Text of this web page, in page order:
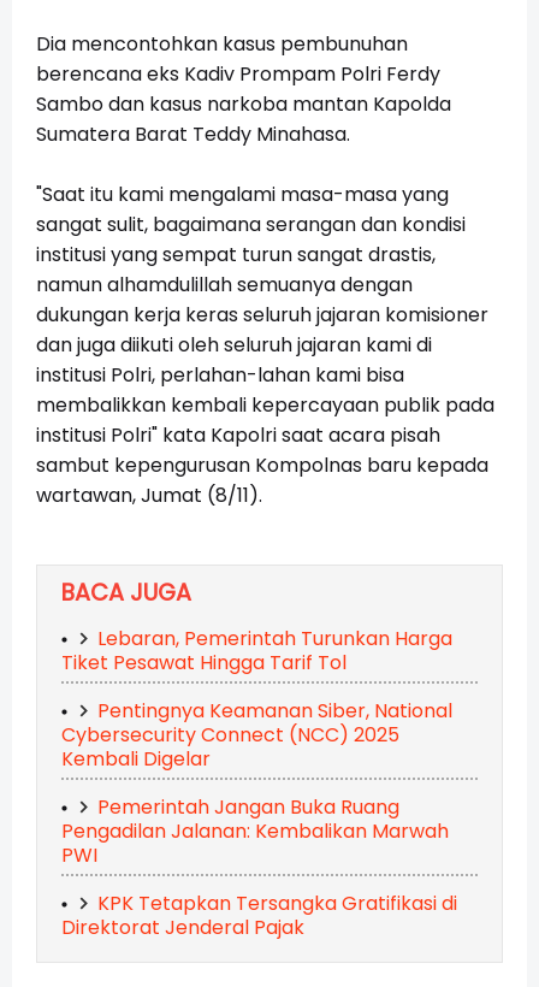
Dia mencontohkan kasus pembunuhan
berencana eks Kadiv Prompam Polri Ferdy
Sambo dan kasus narkoba mantan Kapolda
Sumatera Barat Teddy Minahasa.
"Saat itu kami mengalami masa-masa yang
sangat sulit, bagaimana serangan dan kondisi
institusi yang sempat turun sangat drastis,
namun alhamdulillah semuanya dengan
dukungan kerja keras seluruh jajaran komisioner
dan juga diikuti oleh seluruh jajaran kami di
institusi Polri, perlahan-lahan kami bisa
membalikkan kembali kepercayaan publik pada
institusi Polri" kata Kapolri saat acara pisah
sambut kepengurusan Kompolnas baru kepada
wartawan, Jumat (8/11).
BACA JUGA
Lebaran, Pemerintah Turunkan Harga
Tiket Pesawat Hingga Tarif Tol
Pentingnya Keamanan Siber, National
Cybersecurity Connect (NCC) 2025
Kembali Digelar
Pemerintah Jangan Buka Ruang
Pengadilan Jalanan: Kembalikan Marwah
PWI
KPK Tetapkan Tersangka Gratifikasi di
Direktorat Jenderal Pajak